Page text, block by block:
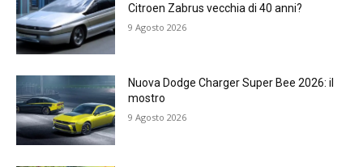
Citroen Zabrus vecchia di 40 anni?
9 Agosto 2026
Nuova Dodge Charger Super Bee 2026: il
mostro
9 Agosto 2026